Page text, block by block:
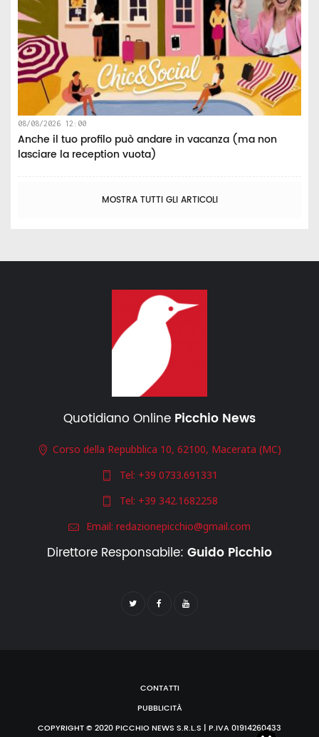
08/08/2026 12:00
Anche il tuo profilo può andare in vacanza (ma non
lasciare la reception vuota)
MOSTRA TUTTI GLI ARTICOLI
Quotidiano Online Picchio News
Corso della Repubblica 10, 62100, Macerata (MC)
Tel: +39 0733.691331
Tel: +39 342.1682258
Email: redazionepicchio@gmail.com
Direttore Responsabile: Guido Picchio
CONTATTI
PUBBLICITÀ
COPYRIGHT © 2020 PICCHIO NEWS S.R.L.S | P.IVA 01914260433